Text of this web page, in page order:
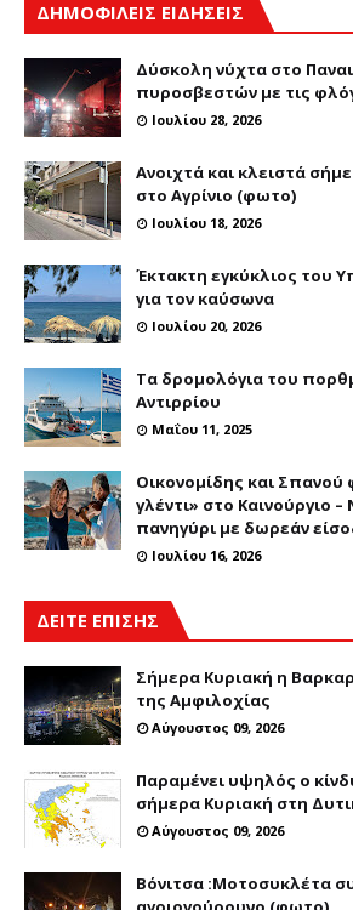
ΔΗΜΟΦΙΛΕΙΣ ΕΙΔΗΣΕΙΣ
Δύσκολη νύχτα στο
πυροσβεστών με τις
Ιουλίου 28, 2026
Ανοιχτά και κλειστά
στο Αγρίνιο (φωτο)
Ιουλίου 18, 2026
Έκτακτη εγκύκλιος του
για τον καύσωνα
Ιουλίου 20, 2026
Τα δρομολόγια του
Αντιρρίου
Μαΐου 11, 2025
Οικονομίδης και Σπανού
γλέντι» στο Καινούργιο –
πανηγύρι με δωρεάν
Ιουλίου 16, 2026
ΔΕΙΤΕ ΕΠΙΣΗΣ
Σήμερα Κυριακή η
της Αμφιλοχίας
Αύγουστος 09, 2026
Παραμένει υψηλός ο
σήμερα Κυριακή στη
Αύγουστος 09, 2026
Βόνιτσα :Μοτοσυκλέτα